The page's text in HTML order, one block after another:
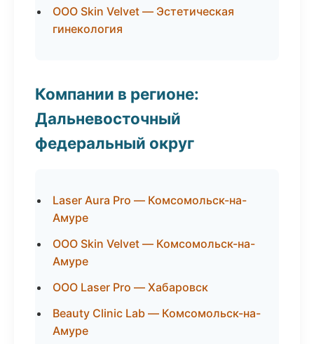
ООО Skin Velvet — Эстетическая
гинекология
Компании в регионе:
Дальневосточный
федеральный округ
Laser Aura Pro — Комсомольск-на-
Амуре
ООО Skin Velvet — Комсомольск-на-
Амуре
ООО Laser Pro — Хабаровск
Beauty Clinic Lab — Комсомольск-на-
Амуре